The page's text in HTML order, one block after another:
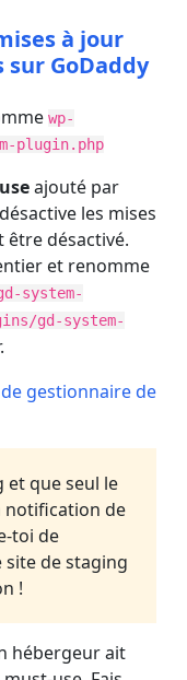
à jour
GoDaddy
wp-
plugin.php
ajouté par
les mises
désactivé.
et renomme
system-
gd-system-
gestionnaire de
et que seul le
notification de
toi de
de staging
!
hébergeur ait